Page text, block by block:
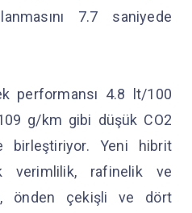
7.7 saniyede
performansı 4.8 lt/100
g/km gibi düşük CO2
birleştiriyor. Yeni hibrit
verimlilik, rafinelik ve
önden çekişli ve dört